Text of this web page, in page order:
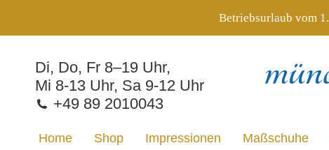
Betriebsurlaub vom
Di, Do, Fr 8–19 Uhr,
Mi 8-13 Uhr, Sa 9-12 Uhr
+49 89 2010043
Home Shop Impressionen Maßschuhe
Impressionen Maßschuhe